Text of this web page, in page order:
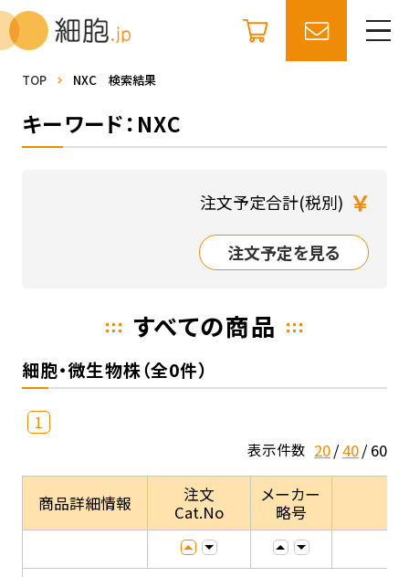
TOP NXC 検索結果
キーワード：NXC
注文予定合計(税別) ￥
注文予定を見る
すべての商品
細胞・微生物株（全0件）
1
表示件数 20 40 60
商品詳細情報
注文
Cat.No
メーカー
略号